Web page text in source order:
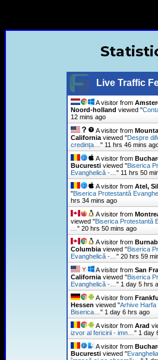
Live Traffic
A visitor from
Noord-holland viewed "
12 mins ago
A visitor from
Californiaviewed "Despre
credința… " 11 hrs 46 mins
A visitor from
Bucurestiviewed "Biserica
Evanghelică -… " 11 hrs 50
A visitor from Atel,
"Biserica Protestantă
hrs 34 mins ago
A visitor from
viewed "Biserica Protestantă
" 20 hrs 50 mins ago
A visitor from
Columbiaviewed "Biserica
Evanghelică -… " 20 hrs 59
A visitor from San
Californiaviewed "Biserica
Evanghelică -… " 1 day 5 hrs
A visitor from
Hessen viewed "Arhive Harfa
Biserica… " 1 day 6 hrs ago
A visitor from Arad
izvor al fericirii - imn… " 1 day
A visitor from
Bucurestiviewed "